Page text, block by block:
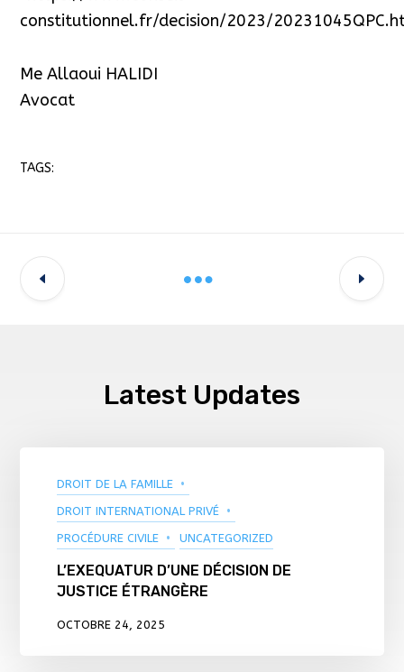
constitutionnel.fr/decision/2023/
Me Allaoui HALIDI
Avocat
TAGS:
Latest Updates
DROIT DE LA FAMILLE
DROIT INTERNATIONAL PRIVÉ
PROCÉDURE CIVILE
UNCATEGORIZED
L’EXEQUATUR D’UNE DÉCISION DE
JUSTICE ÉTRANGÈRE
OCTOBRE 24, 2025